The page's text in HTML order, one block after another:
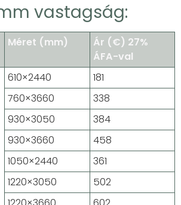
vastagság:
Méret (mm)
Ár (€) 27%
ÁFA-val
610×2440
181
760×3660
338
930×3050
384
930×3660
458
1050×2440
361
1220×3050
502